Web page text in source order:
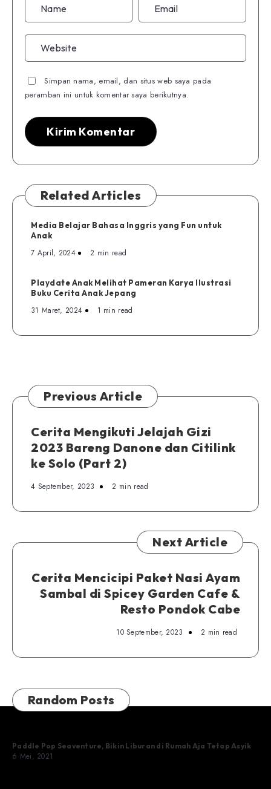
Simpan nama, email, dan situs web saya pada
peramban ini untuk komentar saya berikutnya.
Related Articles
Media Belajar Bahasa Inggris yang Fun untuk
Anak
7 April, 2024 2 min read
Playdate Anak Melihat Pameran Karya Ilustrasi
Buku Cerita Anak Jepang
31 Maret, 2024 1 min read
Previous Article
Cerita Mengikuti Jelajah Gizi
2023 Bareng Danone dan Citilink
ke Solo (Part 2)
4 September, 2023 2 min read
Next Article
Cerita Mencicipi Paket Nasi Ayam
Sambal di Spicey Garden Cafe &
Resto Pondok Cabe
10 September, 2023 2 min read
Random Posts
Paddle Pop Seaventure, Bikin Liburan di Rumah Aja Tetap Asyik
6 Mei, 2021